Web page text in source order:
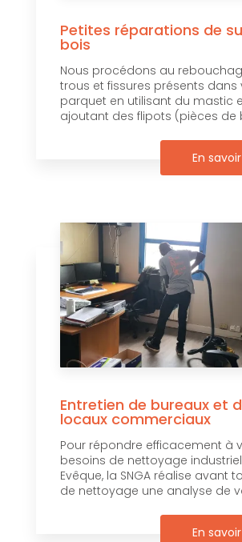
Petites réparations de
bois
Nous procédons au
trous et fissures présents dans
parquet en utilisant du mastic
ajoutant des flipots (pièces de
En
Entretien de bureaux et
locaux commerciaux
Pour répondre efficacement à
besoins de nettoyage
Evêque, la SNGA réalise avant
de nettoyage une analyse de
En